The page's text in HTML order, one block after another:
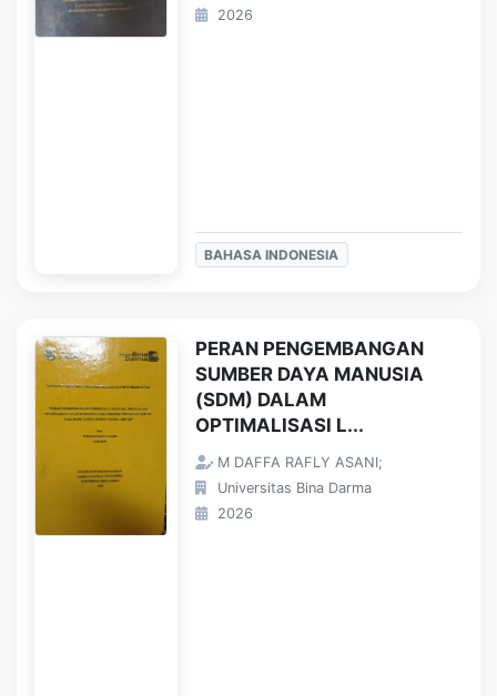
2026
BAHASA INDONESIA
PERAN PENGEMBANGAN
SUMBER DAYA MANUSIA
(SDM) DALAM
OPTIMALISASI L...
M DAFFA RAFLY ASANI;
Universitas Bina Darma
2026